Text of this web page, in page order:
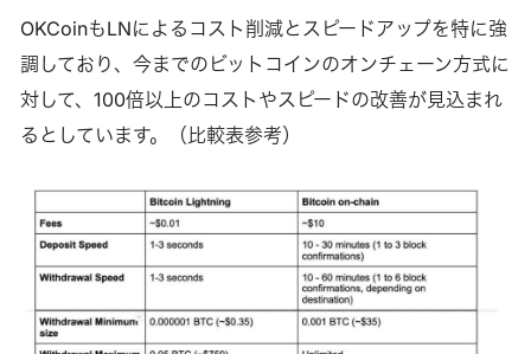
OKCoinもLNによるコスト削減とスピードアップを特に強
調しており、今までのビットコインのオンチェーン方式に
対して、100倍以上のコストやスピードの改善が見込まれ
るとしています。（比較表参考）